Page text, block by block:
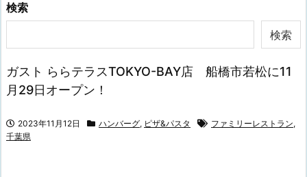
検索
検索
ガスト ららテラスTOKYO-BAY店 船橋市若松に11
月29日オープン！
2023年11月12日 ハンバーグ, ピザ&パスタ ファミリーレストラン,
千葉県